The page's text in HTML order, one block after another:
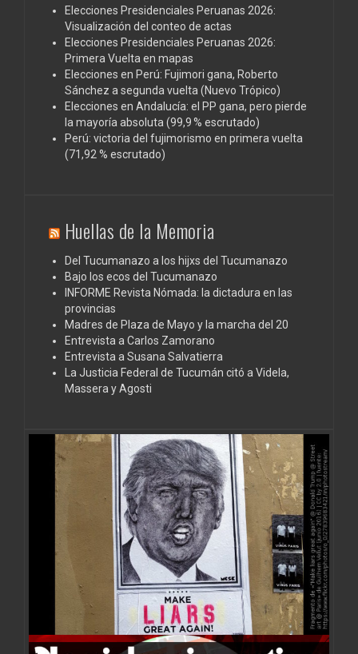
Elecciones Presidenciales Peruanas 2026:
Visualización del conteo de actas
Elecciones Presidenciales Peruanas 2026:
Primera Vuelta en mapas
Elecciones en Perú: Fujimori gana, Roberto
Sánchez a segunda vuelta (Nuevo Trópico)
Elecciones en Andalucía: el PP gana, pero pierde
la mayoría absoluta (99,9 % escrutado)
Perú: victoria del fujimorismo en primera vuelta
(71,92 % escrutado)
Huellas de la Memoria
Del Tucumanazo a los hijxs del Tucumanazo
Bajo los ecos del Tucumanazo
INFORME Revista Nómada: la dictadura en las
provincias
Madres de Plaza de Mayo y la marcha del 20
Entrevista a Carlos Zamorano
Entrevista a Susana Salvatierra
La Justicia Federal de Tucumán citó a Videla,
Massera y Agosti